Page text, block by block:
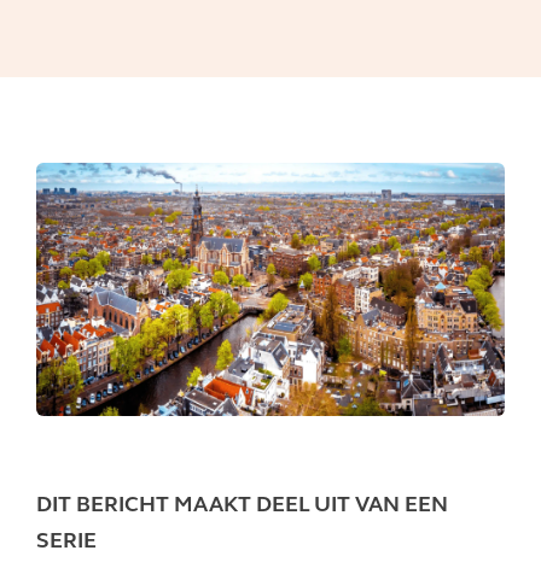
DIT BERICHT MAAKT DEEL UIT VAN EEN
SERIE